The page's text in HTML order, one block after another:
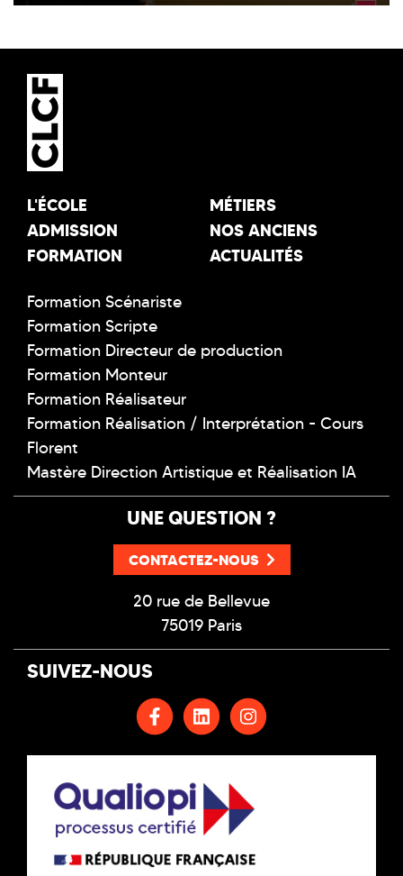
L'ÉCOLE
ADMISSION
FORMATION
MÉTIERS
NOS ANCIENS
ACTUALITÉS
Formation Scénariste
Formation Scripte
Formation Directeur de production
Formation Monteur
Formation Réalisateur
Formation Réalisation / Interprétation - Cours
Florent
Mastère Direction Artistique et Réalisation IA
UNE QUESTION ?
CONTACTEZ-NOUS
20 rue de Bellevue
75019 Paris
SUIVEZ-NOUS